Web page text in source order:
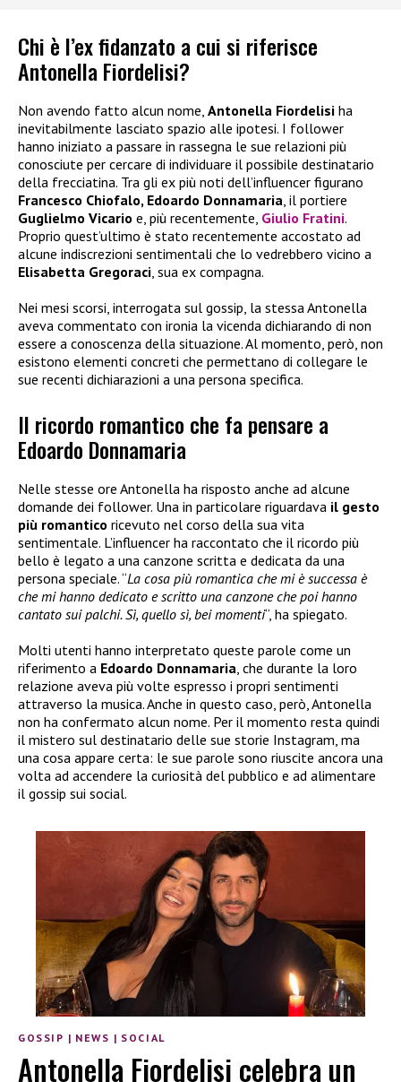
Chi è l’ex fidanzato a cui si riferisce
Antonella Fiordelisi?
Non avendo fatto alcun nome, Antonella Fiordelisi ha
inevitabilmente lasciato spazio alle ipotesi. I follower
hanno iniziato a passare in rassegna le sue relazioni più
conosciute per cercare di individuare il possibile destinatario
della frecciatina. Tra gli ex più noti dell’influencer figurano
Francesco Chiofalo, Edoardo Donnamaria, il portiere
Guglielmo Vicario e, più recentemente, Giulio Fratini.
Proprio quest’ultimo è stato recentemente accostato ad
alcune indiscrezioni sentimentali che lo vedrebbero vicino a
Elisabetta Gregoraci, sua ex compagna.
Nei mesi scorsi, interrogata sul gossip, la stessa Antonella
aveva commentato con ironia la vicenda dichiarando di non
essere a conoscenza della situazione. Al momento, però, non
esistono elementi concreti che permettano di collegare le
sue recenti dichiarazioni a una persona specifica.
Il ricordo romantico che fa pensare a
Edoardo Donnamaria
Nelle stesse ore Antonella ha risposto anche ad alcune
domande dei follower. Una in particolare riguardava il gesto
più romantico ricevuto nel corso della sua vita
sentimentale. L’influencer ha raccontato che il ricordo più
bello è legato a una canzone scritta e dedicata da una
persona speciale. “La cosa più romantica che mi è successa è
che mi hanno dedicato e scritto una canzone che poi hanno
cantato sui palchi. Sì, quello sì, bei momenti“, ha spiegato.
Molti utenti hanno interpretato queste parole come un
riferimento a Edoardo Donnamaria, che durante la loro
relazione aveva più volte espresso i propri sentimenti
attraverso la musica. Anche in questo caso, però, Antonella
non ha confermato alcun nome. Per il momento resta quindi
il mistero sul destinatario delle sue storie Instagram, ma
una cosa appare certa: le sue parole sono riuscite ancora una
volta ad accendere la curiosità del pubblico e ad alimentare
il gossip sui social.
GOSSIP | NEWS | SOCIAL
Antonella Fiordelisi celebra un